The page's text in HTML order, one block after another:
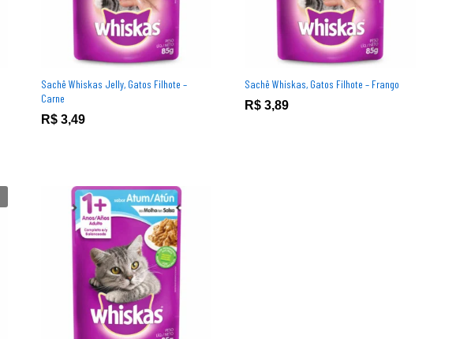
Sachê Whiskas Jelly, Gatos Filhote –
Carne
R$3,49
R$3,49
Sachê Whiskas, Gatos Filhote – Frango
R$ 3,89
R$ 3,89